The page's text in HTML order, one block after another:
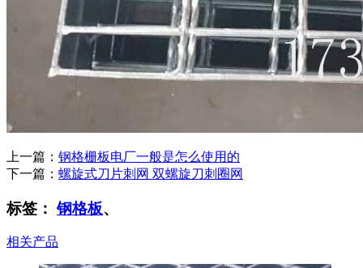
上一篇： 钢格栅板电厂一般是怎么使用的
下一篇： 螺旋式刀片刺网 双螺旋刀刺圈网
标签：钢格板、
相关产品